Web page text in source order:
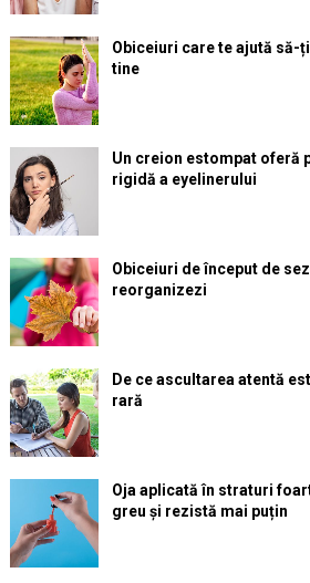
Obiceiuri care te ajută să-
tine
Un creion estompat oferă
rigidă a eyelinerului
Obiceiuri de început de
reorganizezi
De ce ascultarea atentă
rară
Oja aplicată în straturi
greu și rezistă mai puțin